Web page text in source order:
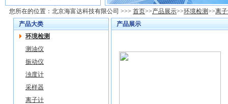
您所在的位置： 北京海富达科技有限公司 >>> 首页>>产品展示>>环境检测>>离
产品大类
环境检测
测油仪
振动仪
浊度计
采样器
离子计
产品展示